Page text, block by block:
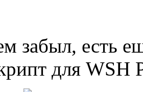
забыл, есть
для WSH